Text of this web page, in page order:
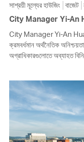
সাশ্রয়ী মূল্যের হাউজিং বাজেট
City Manager Yi-An
City Manager Yi-An
ক্রমবর্ধমান অর্থনৈতিক
অগ্রাধিকারগুলোতে অব্যাহত